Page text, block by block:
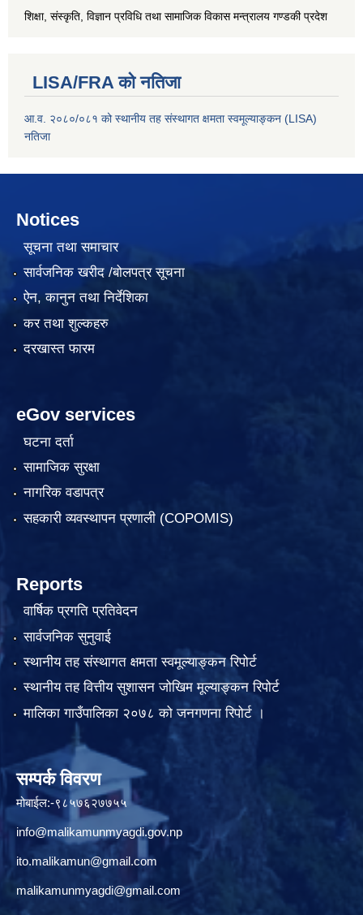
शिक्षा, संस्कृति, विज्ञान प्रविधि तथा सामाजिक विकास मन्त्रालय गण्डकी प्रदेश
LISA/FRA को नतिजा
आ.व. २०८०/०८१ को स्थानीय तह संस्थागत क्षमता स्वमूल्याङ्कन (LISA)
नतिजा
Notices
सूचना तथा समाचार
सार्वजनिक खरीद /बोलपत्र सूचना
ऐन, कानुन तथा निर्देशिका
कर तथा शुल्कहरु
दरखास्त फारम
eGov services
घटना दर्ता
सामाजिक सुरक्षा
नागरिक वडापत्र
सहकारी व्यवस्थापन प्रणाली (COPOMIS)
Reports
वार्षिक प्रगति प्रतिवेदन
सार्वजनिक सुनुवाई
स्थानीय तह संस्थागत क्षमता स्वमूल्याङ्कन रिपोर्ट
स्थानीय तह वित्तीय सुशासन जोखिम मूल्याङ्कन रिपोर्ट
मालिका गाउँपालिका २०७८ को जनगणना रिपोर्ट ।
सम्पर्क विवरण
मोबाईल:-९८५७६२७७५५
info@malikamunmyagdi.gov.np
ito.malikamun@gmail.com
malikamunmyagdi@gmail.com